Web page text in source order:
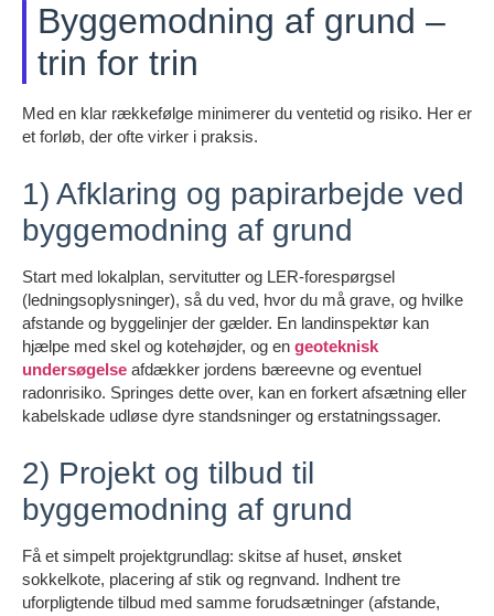
Byggemodning af grund –
trin for trin
Med en klar rækkefølge minimerer du ventetid og risiko. Her er
et forløb, der ofte virker i praksis.
1) Afklaring og papirarbejde ved
byggemodning af grund
Start med lokalplan, servitutter og LER-forespørgsel
(ledningsoplysninger), så du ved, hvor du må grave, og hvilke
afstande og byggelinjer der gælder. En landinspektør kan
hjælpe med skel og kotehøjder, og en geoteknisk
undersøgelse afdækker jordens bæreevne og eventuel
radonrisiko. Springes dette over, kan en forkert afsætning eller
kabelskade udløse dyre standsninger og erstatningssager.
2) Projekt og tilbud til
byggemodning af grund
Få et simpelt projektgrundlag: skitse af huset, ønsket
sokkelkote, placering af stik og regnvand. Indhent tre
uforpligtende tilbud med samme forudsætninger (afstande,